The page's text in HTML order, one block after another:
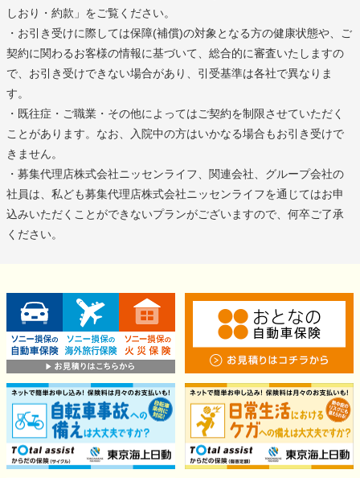
しおり・約款」をご覧ください。
・お引き受けに際しては保障(補償)の対象となる方の健康状態や、ご
契約に関わるお客様の情報に基づいて、総合的に審査いたしますの
で、お引き受けできない場合があり、引受基準は各社で異なりま
す。
・既往症・ご職業・その他によってはご契約を制限させていただく
ことがあります。なお、入院中の方はいかなる場合もお引き受けで
きません。
・募集代理店株式会社ニッセンライフ、関連会社、グループ会社の
社員は、私ども募集代理店株式会社ニッセンライフを通じてはお申
込みいただくことができないプランがございますので、何卒ご了承
ください。